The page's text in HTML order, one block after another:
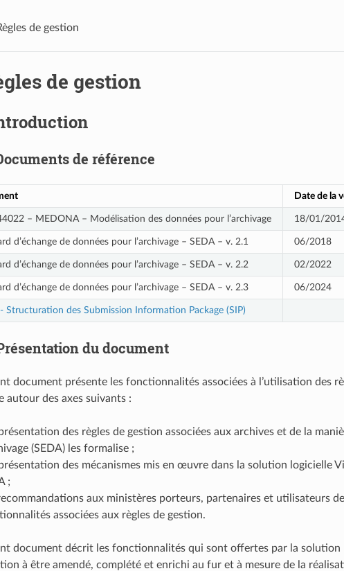
de gestion
de gestion
de référence
Date de la
– MEDONA – Modélisation des données pour l’archivage 18/01/
d’échange de données pour l’archivage – SEDA – v. 2.1 06/2018
d’échange de données pour l’archivage – SEDA – v. 2.2 02/2022
d’échange de données pour l’archivage – SEDA – v. 2.3 06/2024
Structuration des Submission Information Package (SIP)
du document
document présente les fonctionnalités associées à l’utilisation des
autour des axes suivants :
des règles de gestion associées aux archives et de la
(SEDA) les formalise ;
des mécanismes mis en œuvre dans la solution logicielle
;
aux ministères porteurs, partenaires et utilisateurs
associées aux règles de gestion.
document décrit les fonctionnalités qui sont offertes par la solution
à être amendé, complété et enrichi au fur et à mesure de la